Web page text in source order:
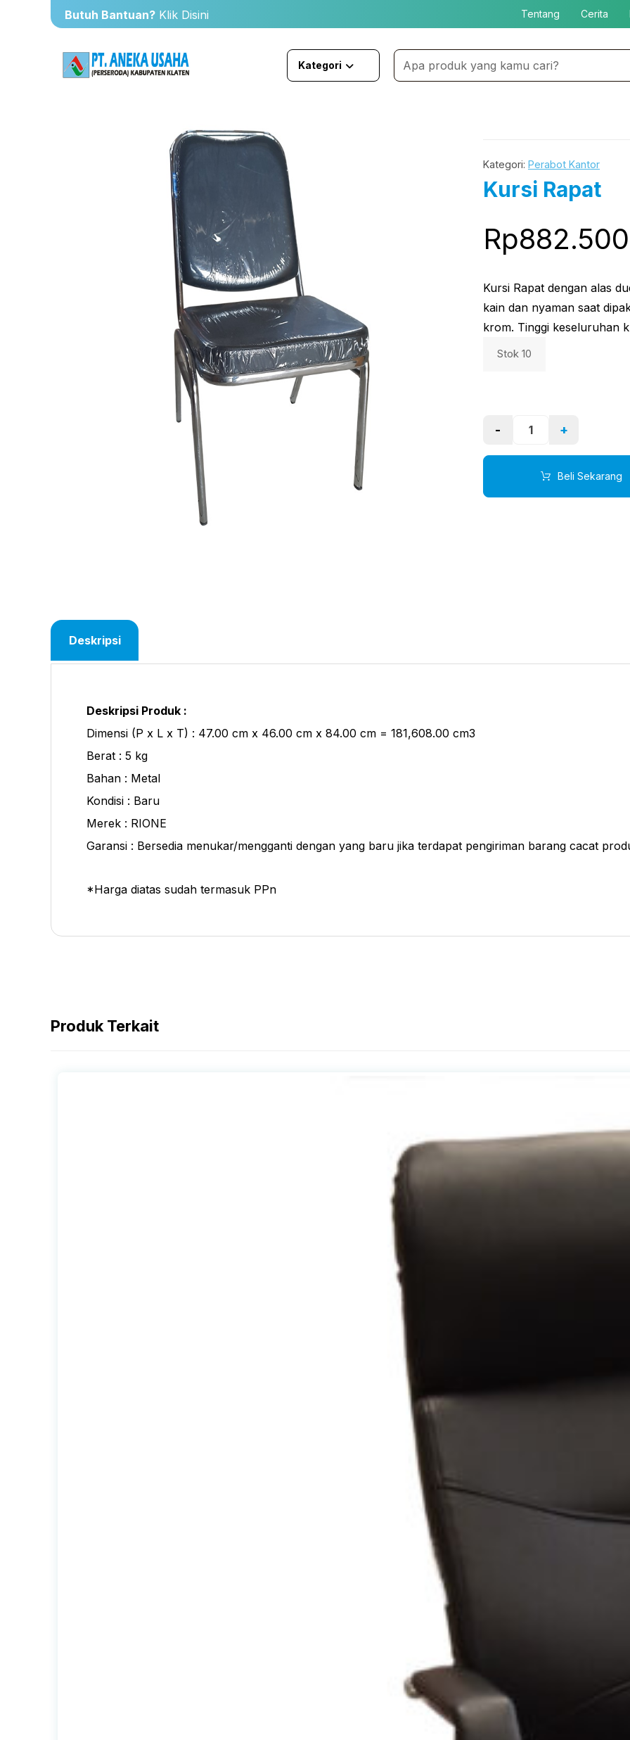
Butuh Bantuan? Klik Disini Tentang Cerita
Kategori
Kategori: Perabot Kantor
Kursi Rapat
Rp882.500
Kursi Rapat dengan alas
kain dan nyaman saat
krom. Tinggi keseluruhan
Stok 10
- +
Beli Sekarang
Deskripsi
Deskripsi Produk :
Dimensi (P x L x T) : 47.00 cm x 46.00 cm x 84.00 cm = 181,608.00 cm3
Berat : 5 kg
Bahan : Metal
Kondisi : Baru
Merek : RIONE
Garansi : Bersedia menukar/mengganti dengan yang baru jika terdapat pengiriman barang cacat
*Harga diatas sudah termasuk PPn
Produk Terkait